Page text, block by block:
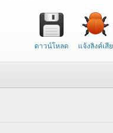
ดาวน์โหลด แจ้งลิงค์เสีย